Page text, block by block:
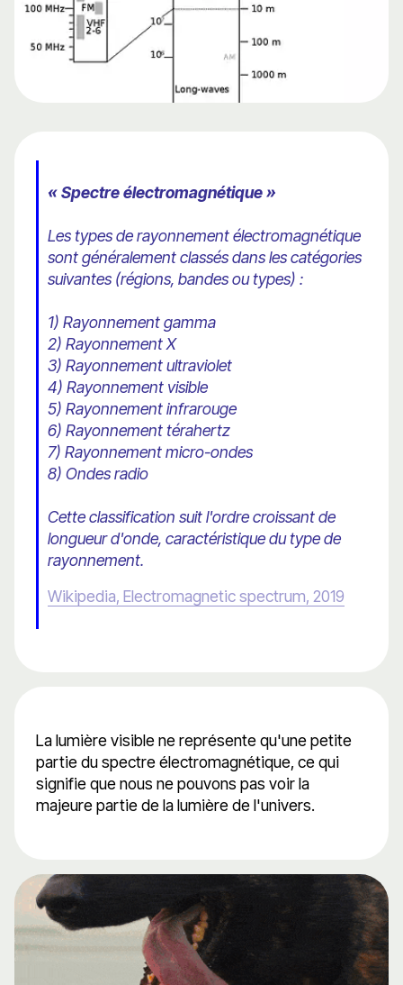
« Spectre électromagnétique »
Les types de rayonnement électromagnétique
sont généralement classés dans les catégories
suivantes (régions, bandes ou types) :
1) Rayonnement gamma
2) Rayonnement X
3) Rayonnement ultraviolet
4) Rayonnement visible
5) Rayonnement infrarouge
6) Rayonnement térahertz
7) Rayonnement micro-ondes
8) Ondes radio
Cette classification suit l'ordre croissant de
longueur d'onde, caractéristique du type de
rayonnement.
Wikipedia, Electromagnetic spectrum, 2019
La lumière visible ne représente qu'une petite
partie du spectre électromagnétique, ce qui
signifie que nous ne pouvons pas voir la
majeure partie de la lumière de l'univers.